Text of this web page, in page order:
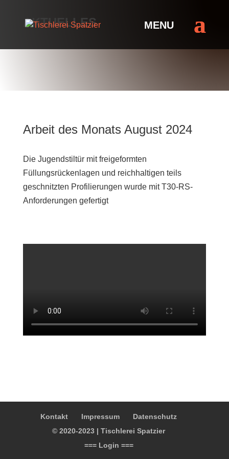
AKTUELLES
Arbeit des Monats August 2024
Die Jugendstiltür mit freigeformten
Füllungsrückenlagen und reichhaltigen teils
geschnitzten Profilierungen wurde mit T30-RS-
Anforderungen gefertigt
Kontakt Impressum
Datenschutz
© 2020-2023 | Tischlerei Spatzier
=== Login ===